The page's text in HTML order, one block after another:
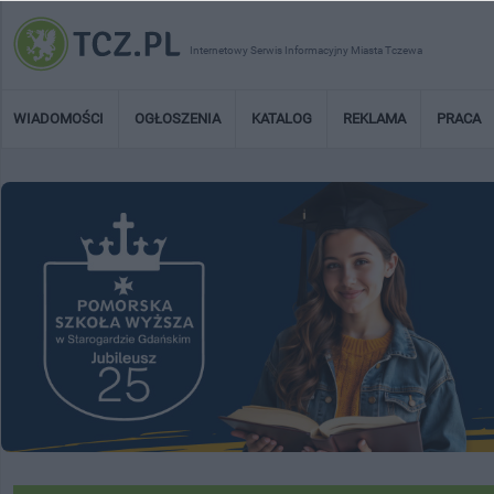
Internetowy Serwis Informacyjny Miasta Tczewa
WIADOMOŚCI OGŁOSZENIA KATALOG REKLAMA PRACA